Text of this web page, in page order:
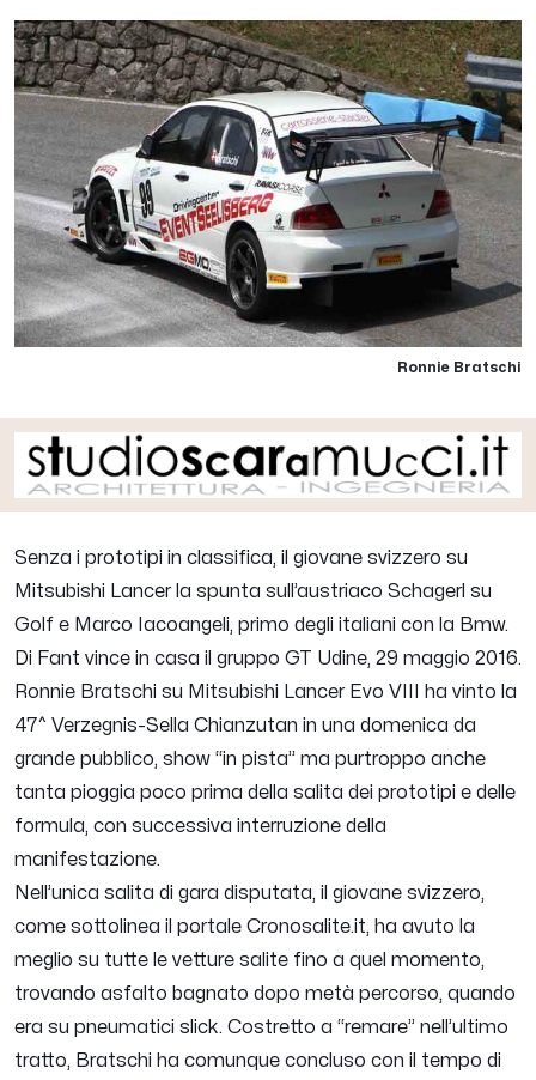
Ronnie Bratschi
Senza i prototipi in classifica, il giovane svizzero su
Mitsubishi Lancer la spunta sull’austriaco Schagerl su
Golf e Marco Iacoangeli, primo degli italiani con la Bmw.
Di Fant vince in casa il gruppo GT Udine, 29 maggio 2016.
Ronnie Bratschi su Mitsubishi Lancer Evo VIII ha vinto la
47^ Verzegnis-Sella Chianzutan in una domenica da
grande pubblico, show “in pista” ma purtroppo anche
tanta pioggia poco prima della salita dei prototipi e delle
formula, con successiva interruzione della
manifestazione.
Nell’unica salita di gara disputata, il giovane svizzero,
come sottolinea il portale Cronosalite.it, ha avuto la
meglio su tutte le vetture salite fino a quel momento,
trovando asfalto bagnato dopo metà percorso, quando
era su pneumatici slick. Costretto a “remare” nell’ultimo
tratto, Bratschi ha comunque concluso con il tempo di